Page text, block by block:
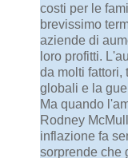
costi per le
brevissimo
aziende di
loro profitti.
da molti fattori,
globali e la
Ma quando
Rodney
inflazione fa
sorprende che